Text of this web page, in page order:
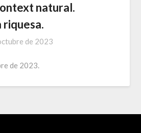
natural.
riquesa.
de 2023
de 2023.